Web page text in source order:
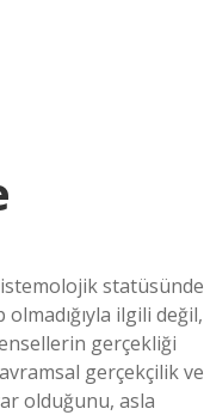
statüsünde
ilgili değil,
gerçekliği
gerçekçilik ve
olduğunu, asla